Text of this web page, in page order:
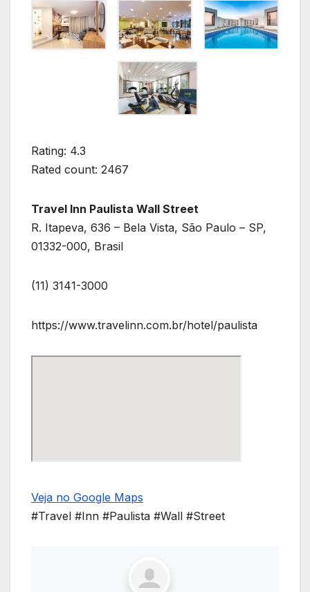
Rating: 4.3
Rated count: 2467
Travel Inn Paulista Wall Street
R. Itapeva, 636 – Bela Vista, São Paulo – SP,
01332-000, Brasil
(11) 3141-3000
https://www.travelinn.com.br/hotel/paulista
Veja no Google Maps
#Travel #Inn #Paulista #Wall #Street